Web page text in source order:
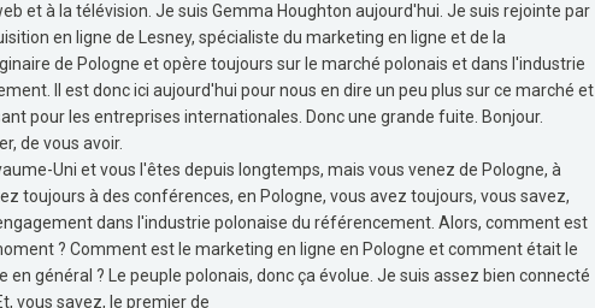
et à la télévision. Je suis Gemma Houghton aujourd'hui. Je suis rejointe par
en ligne de Lesney, spécialiste du marketing en ligne et de la
de Pologne et opère toujours sur le marché polonais et dans l'industrie
Il est donc ici aujourd'hui pour nous en dire un peu plus sur ce marché et
pour les entreprises internationales. Donc une grande fuite. Bonjour.
de vous avoir.
Uni et vous l'êtes depuis longtemps, mais vous venez de Pologne, à
toujours à des conférences, en Pologne, vous avez toujours, vous savez,
dans l'industrie polonaise du référencement. Alors, comment est
? Comment est le marketing en ligne en Pologne et comment était le
général ? Le peuple polonais, donc ça évolue. Je suis assez bien connecté
vous savez, le premier de